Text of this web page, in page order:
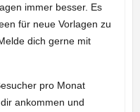
immer besser. Es
für neue Vorlagen zu
dich gerne mit
pro Monat
ankommen und